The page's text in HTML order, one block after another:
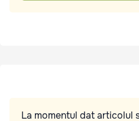
La momentul dat articolul